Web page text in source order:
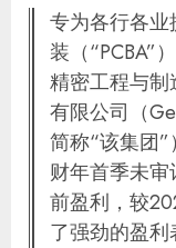
专为各行各
装（“PCBA”
精密工程与
有限公司（
简称“该集团
财年首季未
前盈利，较
了强劲的盈利